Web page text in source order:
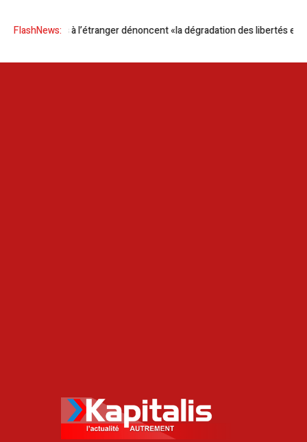
FlashNews:
Tunisiens à l’étranger dénoncent «la dégradation des libertés et des